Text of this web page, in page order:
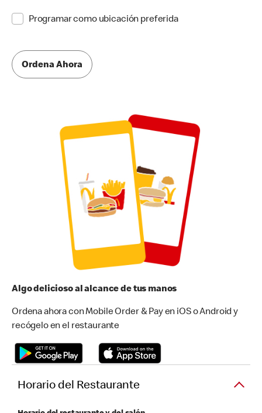
Programar como ubicación preferida
Ordena Ahora
Algo delicioso al alcance de tus manos
Ordena ahora con Mobile Order & Pay en iOS o Android y
recógelo en el restaurante
Horario del Restaurante